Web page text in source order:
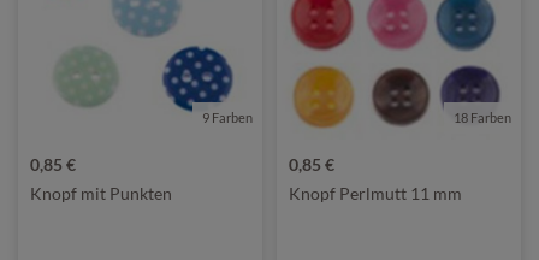
9 Farben
0,85 €
Knopf mit Punkten
18 Farben
0,85 €
Knopf Perlmutt 11 mm